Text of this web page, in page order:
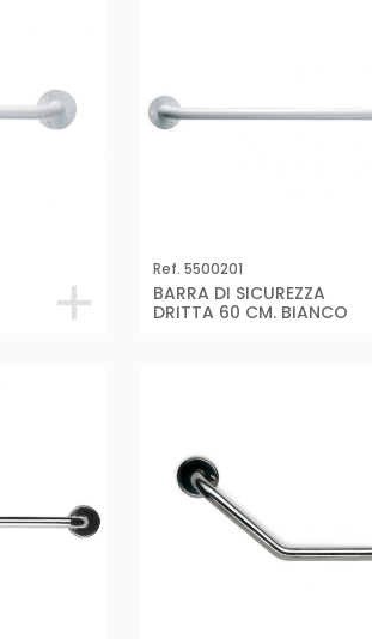
Ref. 5500201
BARRA DI SICUREZZA
DRITTA 60 CM. BIANCO